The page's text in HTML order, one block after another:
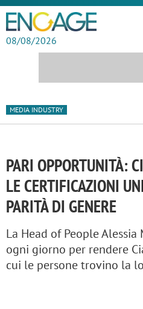
08/08/2026
MEDIA INDUSTRY
PARI OPPORTUNITÀ:
LE CERTIFICAZIONI
PARITÀ DI GENERE
La Head of People
ogni giorno per rendere
cui le persone trovino la